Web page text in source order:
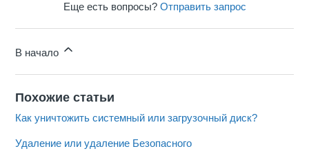
Еще есть вопросы? Отправить запрос
В начало
Похожие статьи
Как уничтожить системный или загрузочный диск?
Удаление или удаление Безопасного